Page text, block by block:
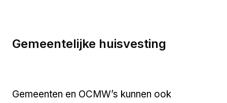
Gemeentelijke huisvesting
Gemeenten en OCMW’s kunnen ook